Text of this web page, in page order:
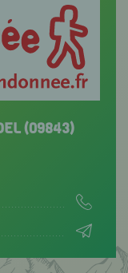
(09843)